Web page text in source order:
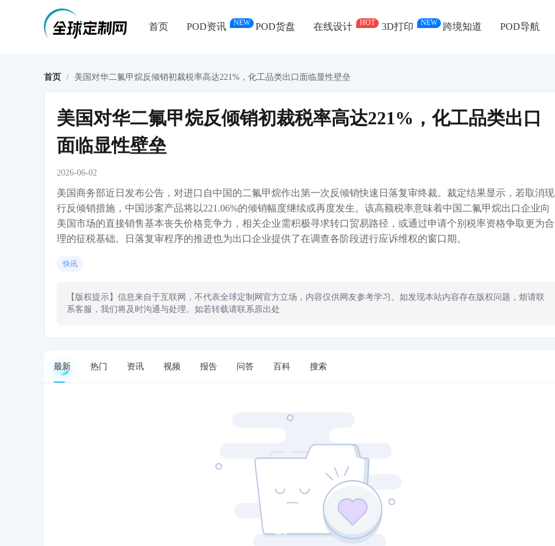
首页 POD资讯 NEW POD货盘 在线设计 HOT 3D打印 NEW 跨境知道 POD导航
首页 / 美国对华二氟甲烷反倾销初裁税率高达221%，化工品类出口面临显性壁垒
美国对华二氟甲烷反倾销初裁税率高达221%，化工品类出口
面临显性壁垒
2026-06-02
美国商务部近日发布公告，对进口自中国的二氟甲烷作出第一次反倾销快速日落复审终裁。裁定结果显示，若取消现
行反倾销措施，中国涉案产品将以221.06%的倾销幅度继续或再度发生。该高额税率意味着中国二氟甲烷出口企业向
美国市场的直接销售基本丧失价格竞争力，相关企业需积极寻求转口贸易路径，或通过申请个别税率资格争取更为合
理的征税基础。日落复审程序的推进也为出口企业提供了在调查各阶段进行应诉维权的窗口期。
快讯
【版权提示】信息来自于互联网，不代表全球定制网官方立场，内容仅供网友参考学习。如发现本站内容存在版权问题，烦请联
系客服，我们将及时沟通与处理。如若转载请联系原出处
最新 热门 资讯 视频 报告 问答 百科 搜索